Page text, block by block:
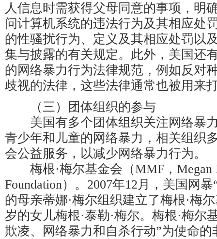
人信息时需获得父母同意的事项，明
问计算机系统的违法行为及其相应处
的性骚扰行为、定义及其相应处罚以
集与披露的有关规定。此外，美国还
的网络暴力行为法律规范，例如反对
歧视的法律，这些法律通常也被用来
（三）团体组织的参与
美国有多个团体组织关注网络暴
青少年和儿童的网络暴力，相关组织
会公益服务，以减少网络暴力行为。
梅根·梅尔基金会（MMF，Megan
Foundation）。2007年12月，美国网
的母亲蒂娜·梅尔组织建立了梅根·梅
岁的女儿梅根·泰勒·梅尔。梅根·梅尔
欺凌、网络暴力和自杀行动”为使命